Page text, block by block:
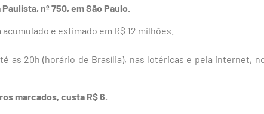
nº 750, em São Paulo.
e estimado em R$ 12 milhões.
as 20h (horário de Brasília), nas lotéricas e pela internet,
marcados, custa R$ 6.